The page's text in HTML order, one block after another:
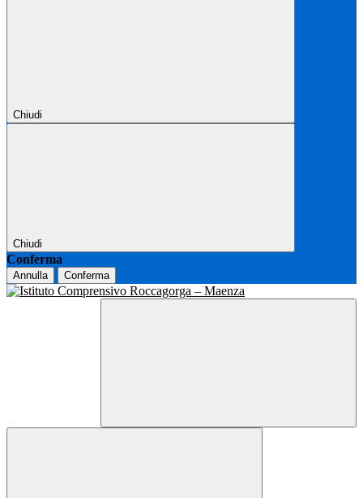
Chiudi
Chiudi
Conferma
Annulla Conferma